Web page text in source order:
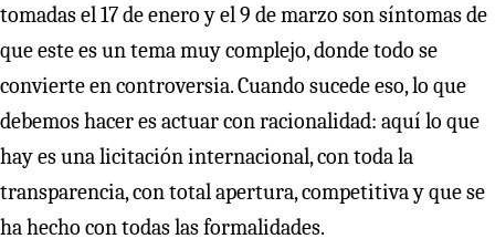
tomadas el 17 de enero y el 9 de marzo son síntomas de
que este es un tema muy complejo, donde todo se
convierte en controversia. Cuando sucede eso, lo que
debemos hacer es actuar con racionalidad: aquí lo que
hay es una licitación internacional, con toda la
transparencia, con total apertura, competitiva y que se
ha hecho con todas las formalidades.